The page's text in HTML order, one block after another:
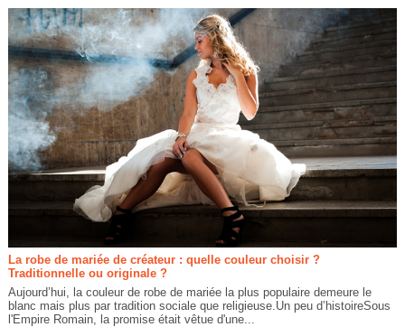
La robe de mariée de créateur : quelle couleur choisir ?
Traditionnelle ou originale ?
Aujourd’hui, la couleur de robe de mariée la plus populaire demeure le
blanc mais plus par tradition sociale que religieuse.Un peu d’histoireSous
l'Empire Romain, la promise était vêtue d'une...